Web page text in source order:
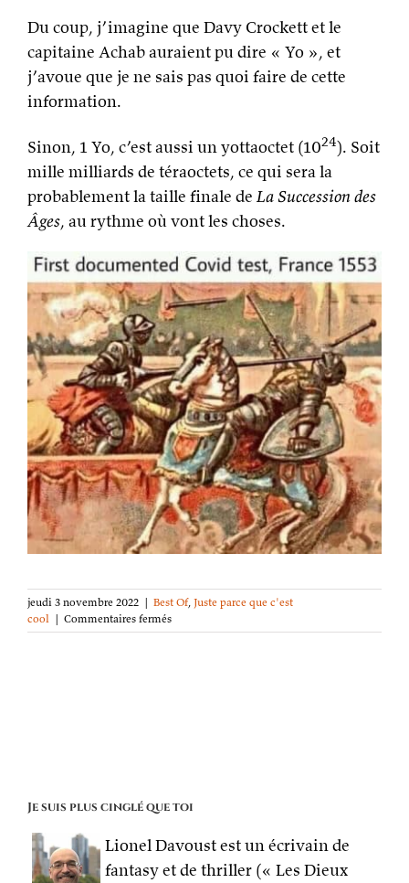
Du coup, j’imagine que Davy Crockett et le
capitaine Achab auraient pu dire « Yo », et
j’avoue que je ne sais pas quoi faire de cette
information.
Sinon, 1 Yo, c’est aussi un yottaoctet (1024). Soit
mille milliards de téraoctets, ce qui sera la
probablement la taille finale de La Succession des
Âges, au rythme où vont les choses.
jeudi 3 novembre 2022 | Best Of, Juste parce que c'est
cool | Commentaires ferméssur
L’étonnante
Je suis plus cinglé que toi
Lionel Davoust est un écrivain de
fantasy et de thriller (« Les Dieux